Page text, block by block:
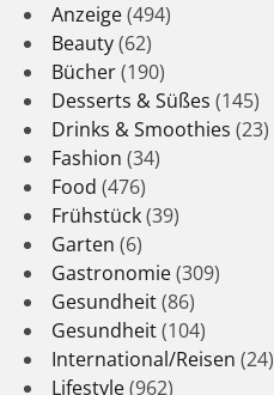
Anzeige(494)
Beauty(62)
Bücher(190)
Desserts & Süßes (145)
Drinks & Smoothies (23)
Fashion (34)
Food (476)
Frühstück(39)
Garten (6)
Gastronomie(309)
Gesundheit(86)
Gesundheit(104)
International/Reisen (24)
Lifestyle(962)